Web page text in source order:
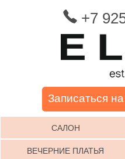
+7
Записаться
САЛОН
ВЕЧЕРНИЕ ПЛАТЬЯ